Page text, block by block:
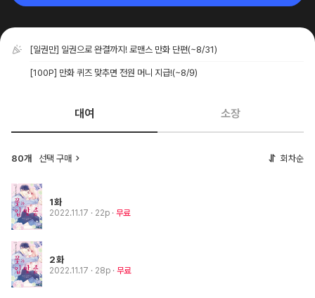
[일권만] 일권으로 완결까지! 로맨스 만화 단편(~8/31)
[100P] 만화 퀴즈 맞추면 전원 머니 지급!(~8/9)
대여 소장
80개 선택 구매 회차순
1화
2022.11.17 · 22p 무료
2화
2022.11.17 · 28p 무료